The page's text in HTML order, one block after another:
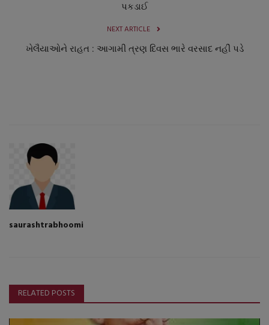
પકડાઈ
NEXT ARTICLE
ખેલૈયાઓને રાહત : આગામી ત્રણ દિવસ ભારે વરસાદ નહીં પડે
saurashtrabhoomi
RELATED POSTS